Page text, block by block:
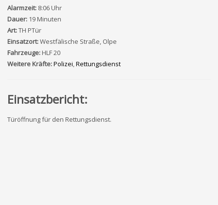
Alarmzeit: 8:06 Uhr
Dauer: 19 Minuten
Art:TH PTür
Einsatzort:Westfälische Straße, Olpe
Fahrzeuge:HLF 20
Weitere Kräfte:Polizei,Rettungsdienst
Einsatzbericht:
Türöffnung für den Rettungsdienst.